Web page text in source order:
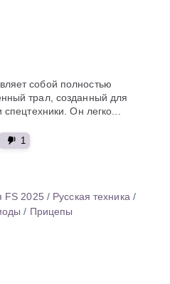
собой полностью
трал, созданный для
спецтехники. Он легко...
1
FS 2025 / Русская техника/
/ Прицепы